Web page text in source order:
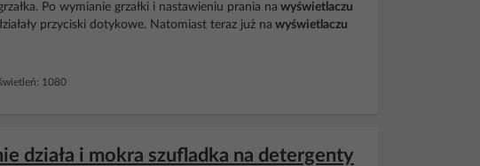
Po wymianie grzałki i nastawieniu prania na wyświetlaczu
przyciski dotykowe. Natomiast teraz już na wyświetlaczu
1080
działa i mokra szufladka na detergenty